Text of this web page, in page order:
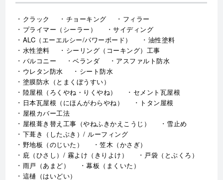
クラック チョーキング
フィラー
プライマー（シーラー）
サイディング
ALC（エーエルシー/パワーボード）
油性塗料
水性塗料
シーリング（コーキング）工事
バルコニー
ベランダ
アスファルト防水
ウレタン防水
シート防水
塗膜防水（とまくぼうすい）
陸屋根（ろくやね・りくやね）
セメント瓦屋根
日本瓦屋根（にほんがわらやね）
トタン屋根
屋根カバー工法
屋根葺き替え工事（やねふきかえこうじ）
雪止め
下葺き（したぶき）/ ルーフィング
野地板（のじいた）
笠木（かさぎ）
庇（ひさし）/ 霧よけ（きりよけ）
戸袋（とぶくろ）
雨戸（あまど）
幕板（まくいた）
這樋（はいどい）